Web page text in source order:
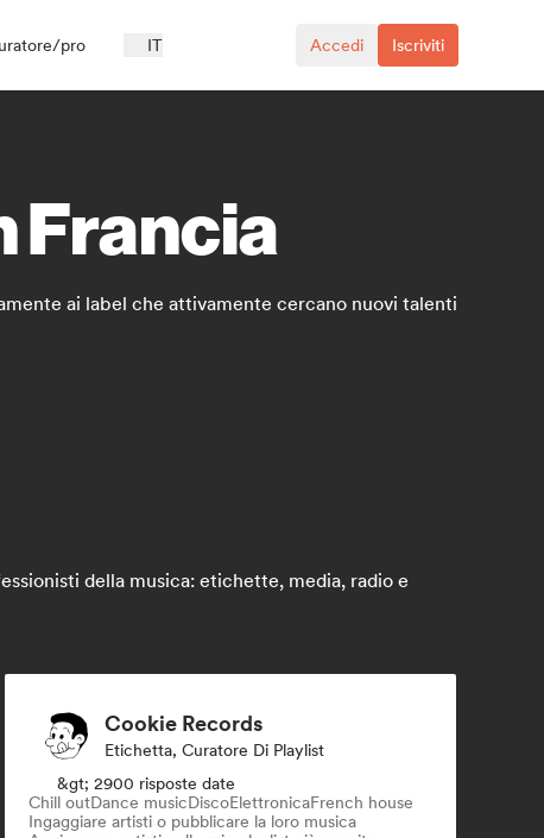
pro IT Accedi Iscriviti
Francia
ai label che attivamente cercano nuovi talenti
della musica: etichette, media, radio e
Cookie Records
Etichetta, Curatore Di Playlist
&gt; 2900 risposte date
Chill outDance musicDiscoElettronicaFrench house
Ingaggiare artisti o pubblicare la loro musica